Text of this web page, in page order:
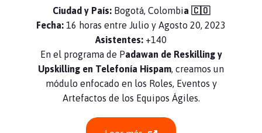
Ciudad y País: Bogotá, Colombia 🇨🇴
Fecha: 16 horas entre Julio y Agosto 20, 2023
Asistentes: +140
En el programa de Padawan de Reskilling y
Upskilling en Telefonía Hispam, creamos un
módulo enfocado en los Roles, Eventos y
Artefactos de los Equipos Ágiles.